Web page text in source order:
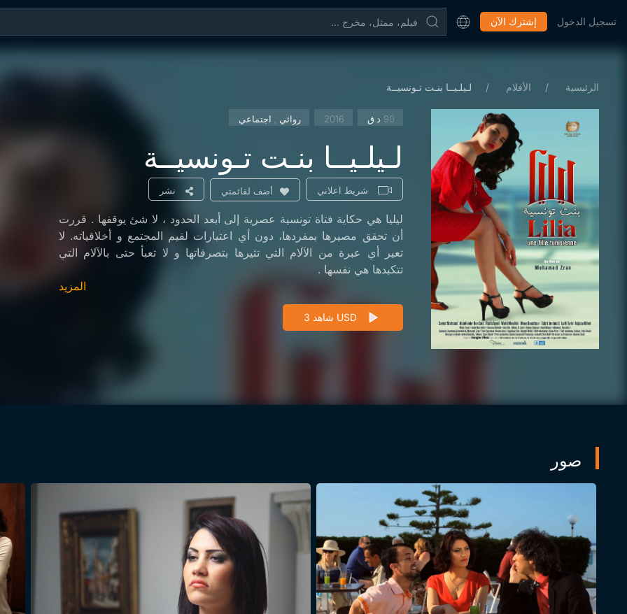
إشترك الآن تسجيل الدخول
الرئيسية الأفلام لـيلـيــا بنـت تـونسيــة
90 د.ق 2016 روائي , اجتماعي
لـيلـيــا بنـت تـونسيــة
شريط اعلاني أضف لقائمتي نشر
ليليا هي حكاية فتاة تونسية عصرية إلى أبعد الحدود ، لا شئ يوقفها . قررت
أن تحقق مصيرها بمفردها، دون أي اعتبارات لقيم المجتمع و أخلاقياته. لا
تعير أي عبرة من الآلام التي تثيرها بتصرفاتها و لا تعبأ حتى بالآلام التي
تتكبدها هي نفسها .
المزيد
شاهد 3 USD
صور